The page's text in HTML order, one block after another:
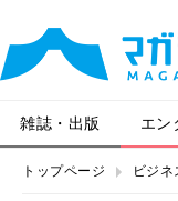
雑誌・出版 エン
トップページ ビジネ